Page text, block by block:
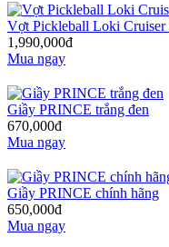
Vợt Pickleball Loki Cruiser
1,990,000đ
Mua ngay
Giầy PRINCE trắng đen
670,000đ
Mua ngay
Giầy PRINCE chính hãng
650,000đ
Mua ngay